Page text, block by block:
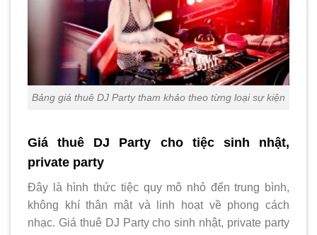
Bảng giá thuê DJ Party tham khảo theo từng loại sự kiện
Giá thuê DJ Party cho tiệc sinh nhật,
private party
Đây là hình thức tiệc quy mô nhỏ đến trung bình,
không khí thân mật và linh hoạt về phong cách
nhạc. Giá thuê DJ Party cho sinh nhật, private party